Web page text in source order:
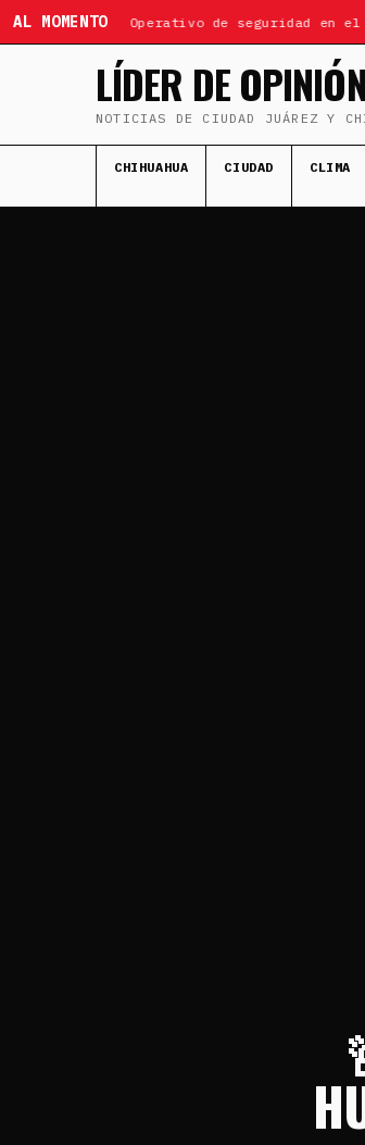
AL MOMENTO
ÚLTIMA HORA: Operativo de seguridad en
LÍDER DE OPINIÓN
NOTICIAS DE CIUDAD JUÁREZ Y
CHIHUAHUA CIUDAD CLIMA